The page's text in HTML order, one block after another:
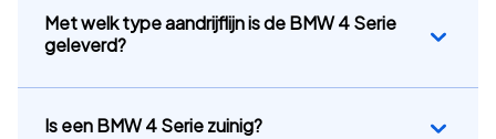
Met welk type aandrijflijn is de BMW 4 Serie
geleverd?
Is een BMW 4 Serie zuinig?